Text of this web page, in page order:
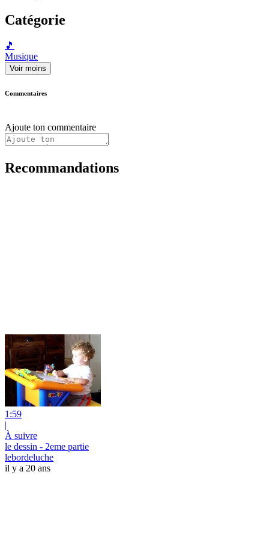
Catégorie
🎵
Musique
Voir moins
Commentaires
Ajoute ton commentaire
Recommandations
1:59
|
À suivre
le dessin - 2eme partie
lebordeluche
il y a 20 ans